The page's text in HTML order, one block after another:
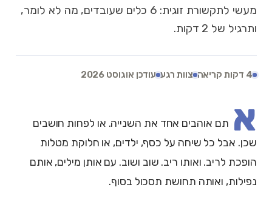
מעשי לתקשורת זוגית: 6 כלים שעובדים, מה לא לומר,
ותרגיל של 2 דקות.
4 דקות קריאה צוות רגע עודכן אוגוסט 2026
א תם אוהבים אחד את השנייה. או לפחות חושבים
שכן. אבל כל שיחה על כסף, ילדים, או חלוקת מטלות
הופכת לריב. ואותו ריב. שוב ושוב. עם אותן מילים, אותם
נפילות, ואותה תחושת תסכול בסוף.